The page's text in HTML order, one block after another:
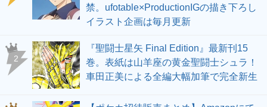
禁。ufotable×ProductionIGの描き下ろし
イラスト企画は毎月更新
2
『聖闘士星矢 Final Edition』最新刊15
巻。表紙は山羊座の黄金聖闘士シュラ！
車田正美による全編大幅加筆で完全新生